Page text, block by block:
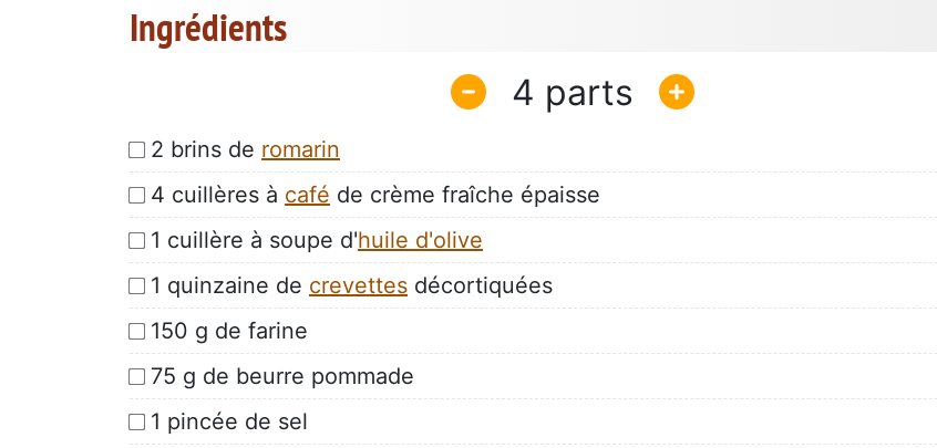
Ingrédients
4
2 brins de romarin
4 cuillères à café de crème fraîche épaisse
1 cuillère à soupe d'huile d'olive
1 quinzaine de crevettes décortiquées
150 g de farine
75 g de beurre pommade
1 pincée de sel